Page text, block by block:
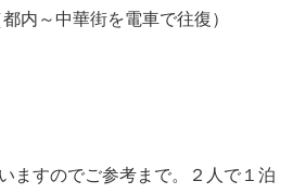
内～中華街を電車で往復）
ますのでご参考まで。２人で１泊